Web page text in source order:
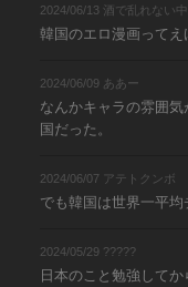
2024/06/13 酒で乱れない
韓国のエロ漫画って
2024/06/09 ああー
なんかキャラの雰囲
国だった。
2024/06/07 アテトクンボ
でも韓国は世界一平均
2024/05/29 ?????
日本のこと勉強してか